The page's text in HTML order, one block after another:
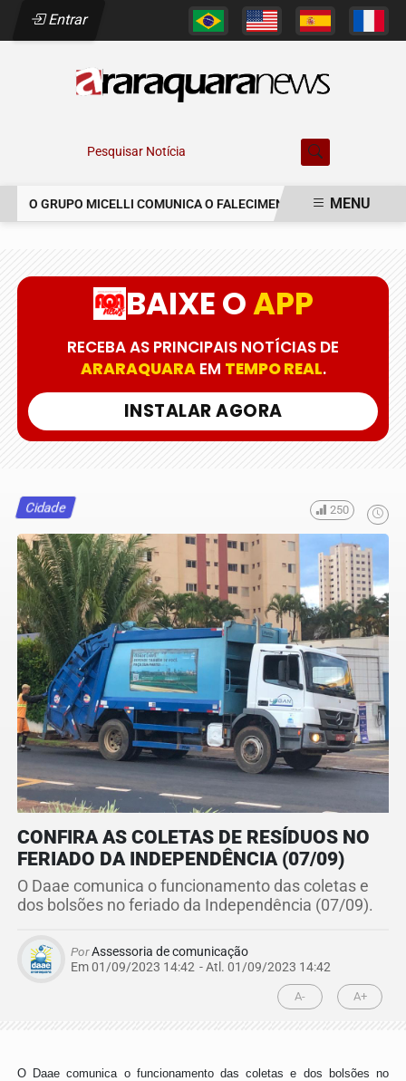
Entrar
Pesquisar Notícia
O GRUPO MICELLI COMUNICA O FALECIMENTO DO SR. MARCELO
MENU
BAIXE OAPP
RECEBA AS PRINCIPAIS NOTÍCIAS DE
ARARAQUARAEM TEMPO REAL.
INSTALAR AGORA
Cidade 250
CONFIRA AS COLETAS DE RESÍDUOS NO
FERIADO DA INDEPENDÊNCIA (07/09)
O Daae comunica o funcionamento das coletas e
dos bolsões no feriado da Independência (07/09).
PorAssessoria de comunicação
Em 01/09/2023 14:42 - Atl. 01/09/2023 14:42
A- A+
O Daae comunica o funcionamento das coletas e dos bolsões no